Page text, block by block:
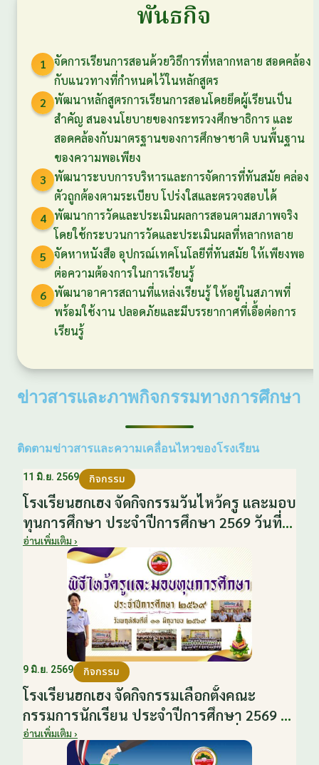
พันธกิจ
1 จัดการเรียนการสอนด้วยวิธีการที่หลากหลาย สอดคล้อง
กับแนวทางที่กำหนดไว้ในหลักสูตร
2
พัฒนาหลักสูตรการเรียนการสอนโดยยึดผู้เรียนเป็น
สำคัญ สนองนโยบายของกระทรวงศึกษาธิการ และ
สอดคล้องกับมาตรฐานของการศึกษาชาติ บนพื้นฐาน
ของความพอเพียง
3
พัฒนาระบบการบริหารและการจัดการที่ทันสมัย คล่อง
ตัวถูกต้องตามระเบียบ โปร่งใสและตรวจสอบได้
4 พัฒนาการวัดและประเมินผลการสอนตามสภาพจริง
โดยใช้กระบวนการวัดและประเมินผลที่หลากหลาย
5 จัดหาหนังสือ อุปกรณ์เทคโนโลยีที่ทันสมัย ให้เพียงพอ
ต่อความต้องการในการเรียนรู้
6 พัฒนาอาคารสถานที่แหล่งเรียนรู้ ให้อยู่ในสภาพที่
พร้อมใช้งาน ปลอดภัยและมีบรรยากาศที่เอื้อต่อการ
เรียนรู้
ข่าวสารและภาพกิจกรรมทางการศึกษา
ติดตามข่าวสารและความเคลื่อนไหวของโรงเรียน
11 มิ.ย. 2569 กิจกรรม
โรงเรียนฮกเฮง จัดกิจกรรมวันไหว้ครู และมอบ
ทุนการศึกษา ประจำปีการศึกษา 2569 วันที่
11 มิถุนายน 2569
อ่านเพิ่มเติม ›
9 มิ.ย. 2569 กิจกรรม
โรงเรียนฮกเฮง จัดกิจกรรมเลือกตั้งคณะ
กรรมการนักเรียน ประจำปีการศึกษา 2569 ส่ง
เสริมประชาธิปไตยในโรงเรียน วันที่ 9
มิถุนายน 2569
อ่านเพิ่มเติม ›